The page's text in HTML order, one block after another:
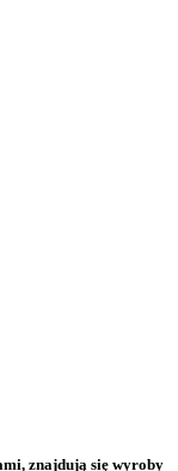
znajdują się wyroby